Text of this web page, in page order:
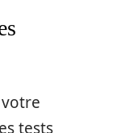
tests